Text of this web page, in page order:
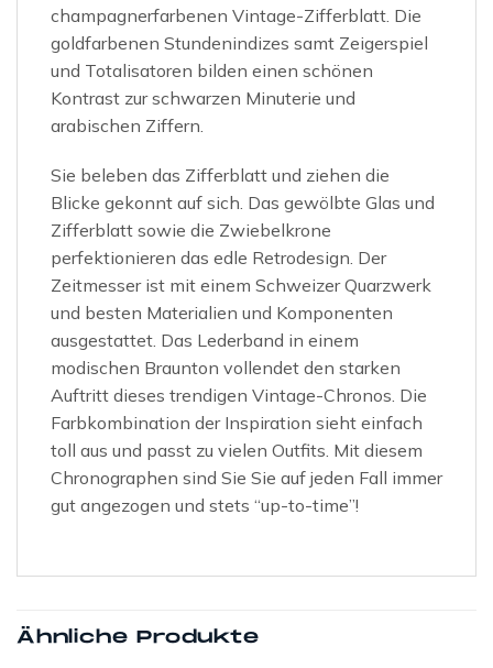
champagnerfarbenen Vintage-Zifferblatt. Die
goldfarbenen Stundenindizes samt Zeigerspiel
und Totalisatoren bilden einen schönen
Kontrast zur schwarzen Minuterie und
arabischen Ziffern.
Sie beleben das Zifferblatt und ziehen die
Blicke gekonnt auf sich. Das gewölbte Glas und
Zifferblatt sowie die Zwiebelkrone
perfektionieren das edle Retrodesign. Der
Zeitmesser ist mit einem Schweizer Quarzwerk
und besten Materialien und Komponenten
ausgestattet. Das Lederband in einem
modischen Braunton vollendet den starken
Auftritt dieses trendigen Vintage-Chronos. Die
Farbkombination der Inspiration sieht einfach
toll aus und passt zu vielen Outfits. Mit diesem
Chronographen sind Sie Sie auf jeden Fall immer
gut angezogen und stets “up-to-time”!
Ähnliche Produkte